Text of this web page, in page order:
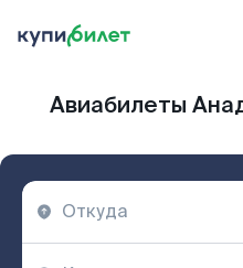
Авиабилеты